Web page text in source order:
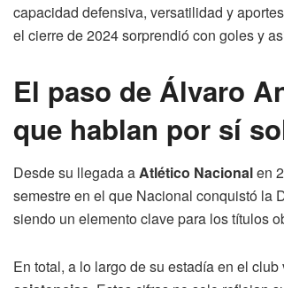
capacidad defensiva, versatilidad y
el cierre de 2024 sorprendió con goles y
El paso de Álvaro
que hablan por sí
Desde su llegada aAtlético Nacionalen
semestre en el que Nacional conquistó la
siendo un elemento clave para los títulos
En total, a lo largo de su estadía en el club